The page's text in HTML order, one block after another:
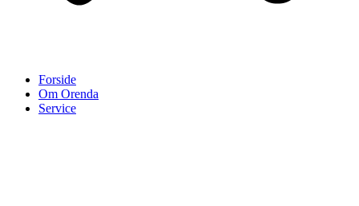
Forside
Om Orenda
Service